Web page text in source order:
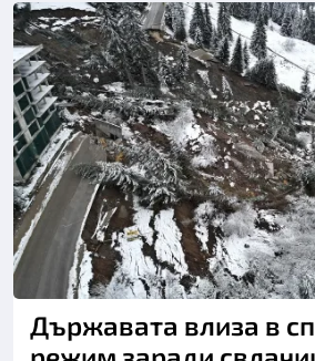
Снимка: БТА
Държавата влиза в